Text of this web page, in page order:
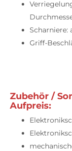
Scharniere:
Griff-
Zubehör /
Aufpreis: